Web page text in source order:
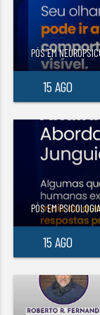
PÓS EM
15 AGO
PÓS EM
15 AGO